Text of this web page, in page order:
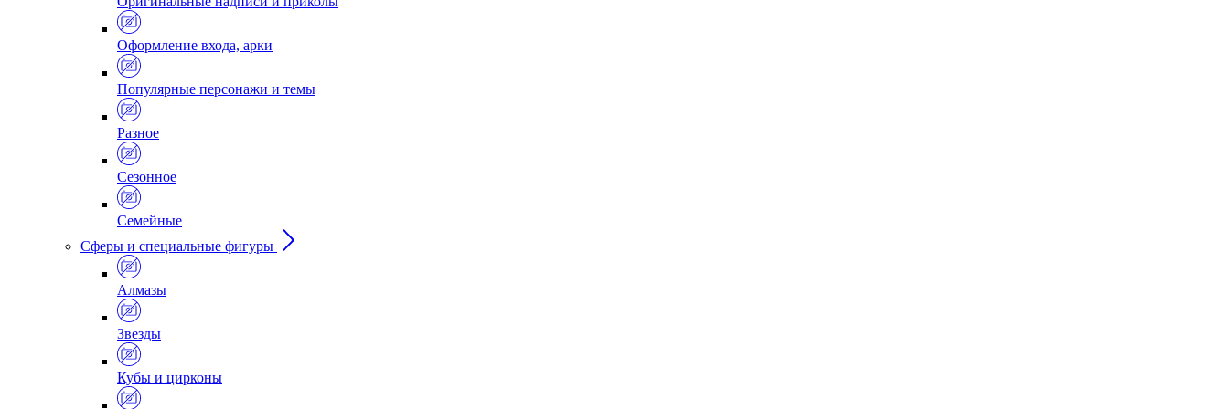
Оформление входа, арки
Популярные персонажи и темы
Разное
Сезонное
Семейные
Сферы и специальные фигуры
Алмазы
Звезды
Кубы и цирконы